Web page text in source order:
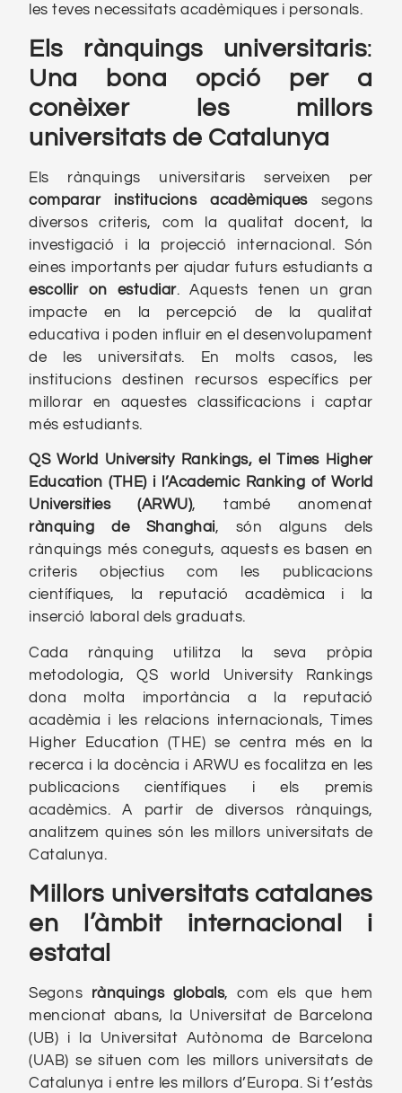
les teves necessitats acadèmiques i personals.
Els rànquings universitaris:
Una bona opció per a
conèixer les millors
universitats de Catalunya
Els rànquings universitaris serveixen per
comparar institucions acadèmiquessegons
diversos criteris, com la qualitat docent, la
investigació i la projecció internacional. Són
eines importants per ajudar futurs estudiants a
escollir on estudiar. Aquests tenen un gran
impacte en la percepció de la qualitat
educativa i poden influir en el desenvolupament
de les universitats. En molts casos, les
institucions destinen recursos específics per
millorar en aquestes classificacions i captar
més estudiants.
QS World University Rankings, el Times Higher
Education (THE) i l’Academic Ranking of World
Universities (ARWU), també anomenat
rànquing de Shanghai, són alguns dels
rànquings més coneguts, aquests es basen en
criteris objectius com les publicacions
científiques, la reputació acadèmica i la
inserció laboral dels graduats.
Cada rànquing utilitza la seva pròpia
metodologia, QS world University Rankings
dona molta importància a la reputació
acadèmia i les relacions internacionals, Times
Higher Education (THE) se centra més en la
recerca i la docència i ARWU es focalitza en les
publicacions científiques i els premis
acadèmics. A partir de diversos rànquings,
analitzem quines són les millors universitats de
Catalunya.
Millors universitats catalanes
en l’àmbit internacional i
estatal
Segons rànquings globals, com els que hem
mencionat abans, la Universitat de Barcelona
(UB) i la Universitat Autònoma de Barcelona
(UAB) se situen com les millors universitats de
Catalunya i entre les millors d’Europa. Si t’estàs